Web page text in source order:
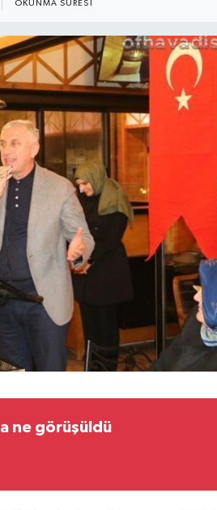
OKUNMA SÜRESI
ne görüşüldü